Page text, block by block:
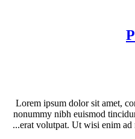
Lorem ipsum dolor sit amet,
nonummy nibh euismod
erat volutpat. Ut wisi enim ad